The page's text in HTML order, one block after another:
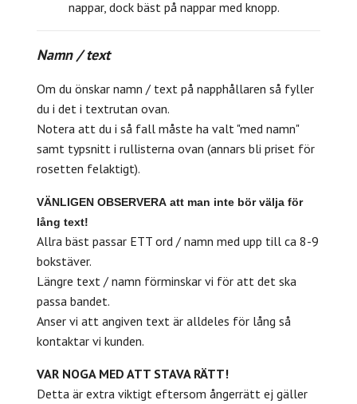
nappar, dock bäst på nappar med knopp.
Namn / text
Om du önskar namn / text på napphållaren så fyller
du i det i textrutan ovan.
Notera att du i så fall måste ha valt "med namn"
samt typsnitt i rullisterna ovan (annars bli priset för
rosetten felaktigt).
VÄNLIGEN OBSERVERA att man inte bör välja för
lång text!
Allra bäst passar ETT ord / namn med upp till ca 8-9
bokstäver.
Längre text / namn förminskar vi för att det ska
passa bandet.
Anser vi att angiven text är alldeles för lång så
kontaktar vi kunden.
VAR NOGA MED ATT STAVA RÄTT!
Detta är extra viktigt eftersom ångerrätt ej gäller